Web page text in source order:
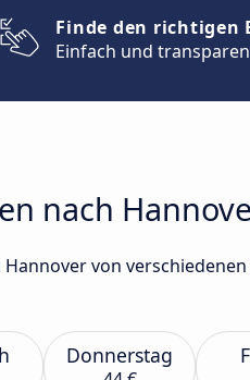
Finde den richtigen
Einfach und
nach
von verschiedenen
Donnerstag